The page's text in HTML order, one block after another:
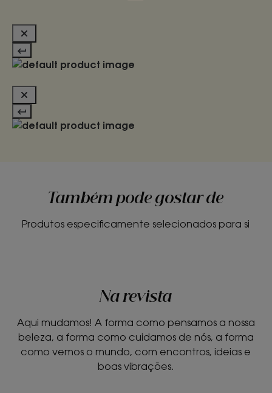
Também pode gostar de
Produtos especificamente selecionados para si
Na revista
Aqui mudamos! A forma como pensamos a nossa
beleza, a forma como cuidamos de nós, a forma
como vemos o mundo, com encontros, ideias e
boas vibrações.